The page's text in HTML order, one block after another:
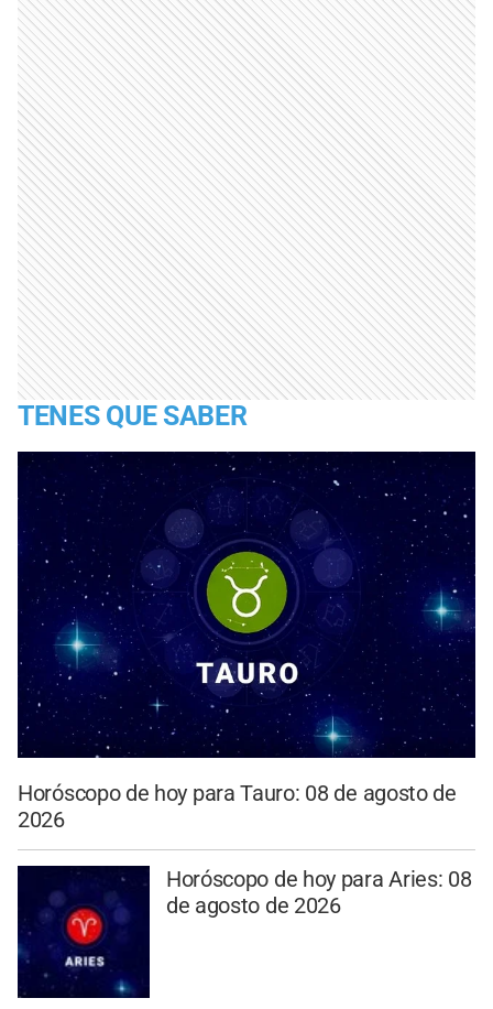
TENES QUE SABER
Horóscopo de hoy para Tauro: 08 de agosto de
2026
Horóscopo de hoy para Aries: 08
de agosto de 2026